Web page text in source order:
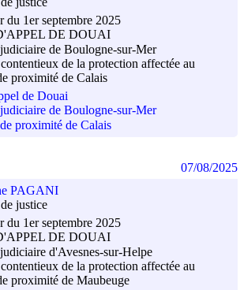
du 1er septembre 2025
DE DOUAI
de Boulogne-sur-Mer
de la protection affectée au
proximité de Calais
de Douai
de Boulogne-sur-Mer
proximité de Calais
PAGANI
justice
du 1er septembre 2025
DE DOUAI
d'Avesnes-sur-Helpe
de la protection affectée au
proximité de Maubeuge
07/08/2025